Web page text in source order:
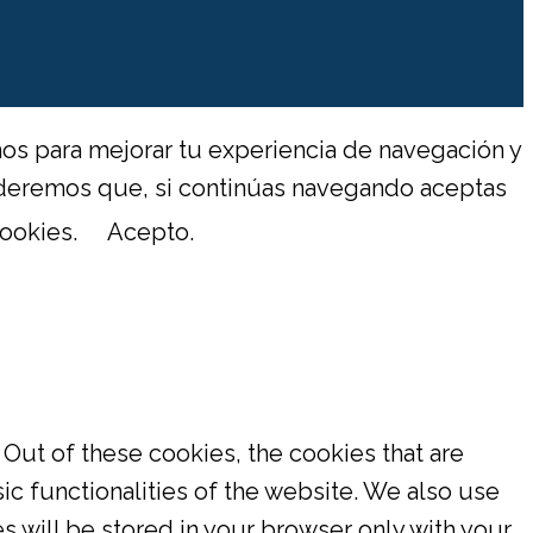
para mejorar tu experiencia de navegación y
que, si continúas navegando aceptas
Acepto.
of these cookies, the cookies that are
functionalities of the website. We also use